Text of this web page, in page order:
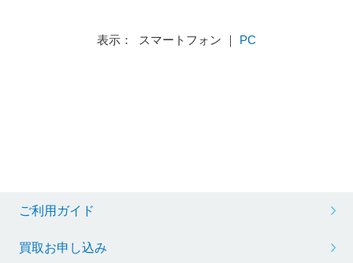
表示： スマートフォン ｜ PC
ご利用ガイド
買取お申し込み